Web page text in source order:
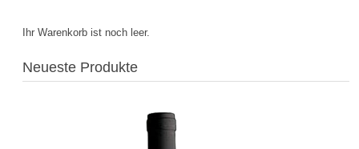
Ihr Warenkorb ist noch leer.
Neueste Produkte